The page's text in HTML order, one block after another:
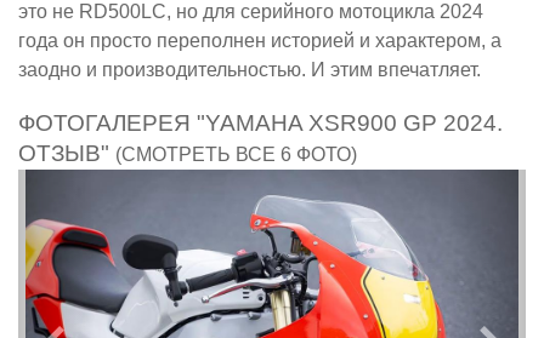
это не RD500LC, но для серийного мотоцикла 2024
года он просто переполнен историей и характером, а
заодно и производительностью. И этим впечатляет.
ФОТОГАЛЕРЕЯ "YAMAHA XSR900 GP 2024.
ОТЗЫВ" (СМОТРЕТЬ ВСЕ 6 ФОТО)